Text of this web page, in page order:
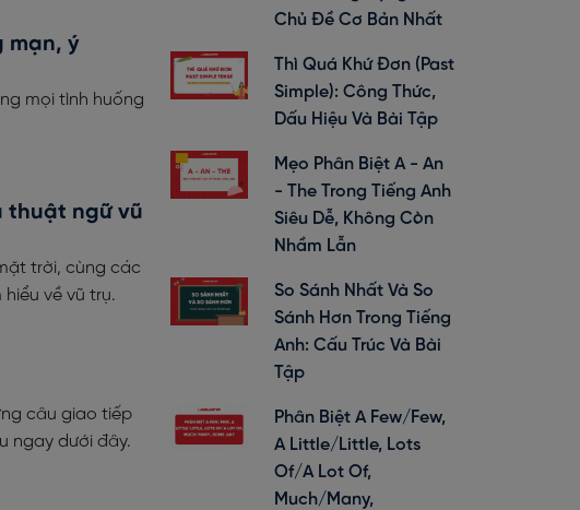
mạn, ý
mọi tình huống
thuật ngữ vũ
trời, cùng các
về vũ trụ.
câu giao tiếp
ngay dưới đây.
Chủ Đề Cơ Bản Nhất
Thì Quá Khứ Đơn (past
Simple): Công Thức,
Dấu Hiệu Và Bài Tập
Mẹo Phân Biệt A - An
- The Trong Tiếng Anh
Siêu Dễ, Không Còn
Nhầm Lẫn
So Sánh Nhất Và So
Sánh Hơn Trong Tiếng
Anh: Cấu Trúc Và Bài
Tập
Phân Biệt A Few/Few,
A Little/Little, Lots
Of/A Lot Of,
Much/Many,